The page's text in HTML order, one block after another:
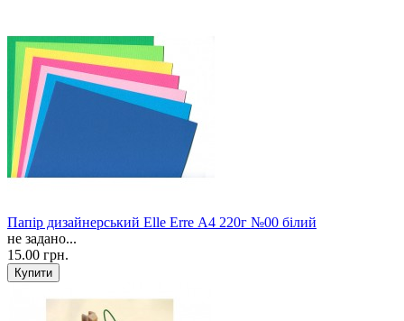
Папір дизайнерський Elle Erre А4 220г №00 білий
не задано...
15.00 грн.